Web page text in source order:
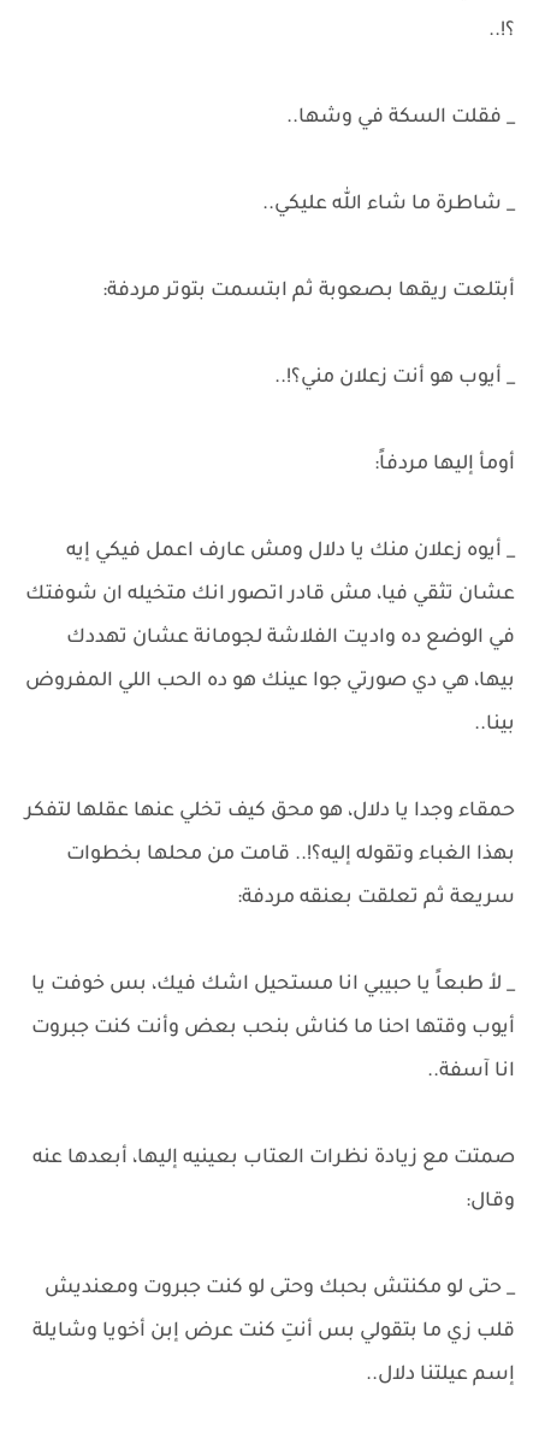
؟!..
_ فقلت السكة في وشها..
_ شاطرة ما شاء الله عليكي..
أبتلعت ريقها بصعوبة ثم ابتسمت بتوتر مردفة:
_ أيوب هو أنت زعلان مني؟!..
أومأ إليها مردفاً:
_ أيوه زعلان منك يا دلال ومش عارف اعمل فيكي إيه
عشان تثقي فيا، مش قادر اتصور انك متخيله ان شوفتك
في الوضع ده واديت الفلاشة لجومانة عشان تهددك
بيها، هي دي صورتي جوا عينك هو ده الحب اللي المفروض
بينا..
حمقاء وجدا يا دلال، هو محق كيف تخلي عنها عقلها لتفكر
بهذا الغباء وتقوله إليه؟!.. قامت من محلها بخطوات
سريعة ثم تعلقت بعنقه مردفة:
_ لأ طبعاً يا حبيبي انا مستحيل اشك فيك، بس خوفت يا
أيوب وقتها احنا ما كناش بنحب بعض وأنت كنت جبروت
انا آسفة..
صمتت مع زيادة نظرات العتاب بعينيه إليها، أبعدها عنه
وقال:
_ حتى لو مكنتش بحبك وحتى لو كنت جبروت ومعنديش
قلب زي ما بتقولي بس أنتِ كنت عرض إبن أخويا وشايلة
إسم عيلتنا دلال..